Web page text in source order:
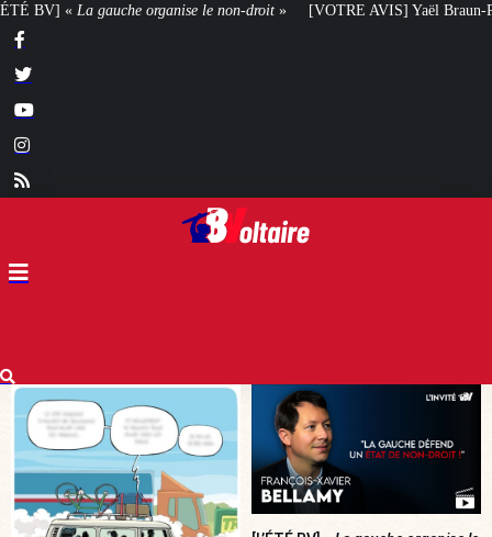
droit» [VOTRE AVIS] Yaël Braun-Pivet doit-elle renoncer à son projet